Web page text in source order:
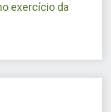
exercício da